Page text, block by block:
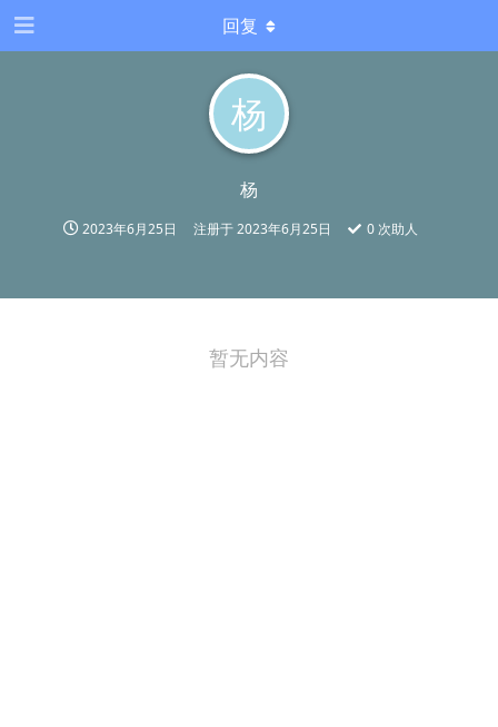
杨
杨
2023年6月25日 注册于2023年6月25日 0 次助人
回复
暂无内容